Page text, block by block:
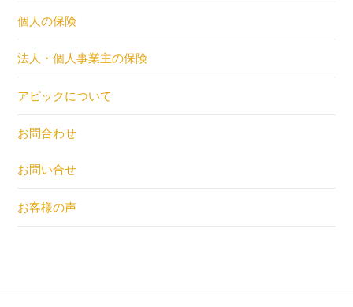
個人の保険
法人・個人事業主の保険
アピックについて
お問合わせ
お問い合せ
お客様の声